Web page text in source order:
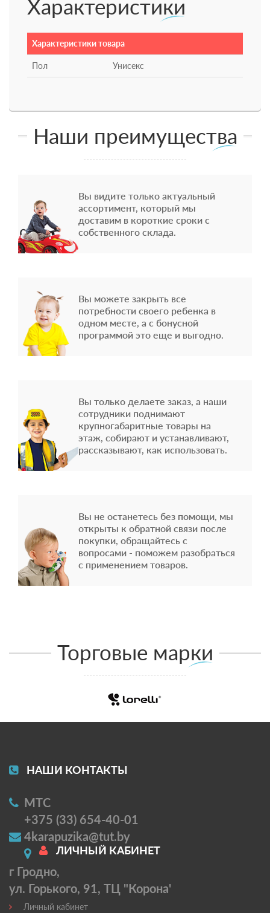
Характеристики
Характеристики товара
Пол Унисекс
Наши преимущества
Вы видите только актуальный
ассортимент, который мы
доставим в короткие сроки с
собственного склада.
Вы можете закрыть все
потребности своего ребенка в
одном месте, а с бонусной
программой это еще и выгодно.
Вы только делаете заказ, а наши
сотрудники поднимают
крупногабаритные товары на
этаж, собирают и устанавливают,
рассказывают, как использовать.
Вы не останетесь без помощи, мы
открыты к обратной связи после
покупки, обращайтесь с
вопросами - поможем разобраться
с применением товаров.
Торговые марки
НАШИ КОНТАКТЫ
МТС
+375 (33) 654-40-01
4karapuzika@tut.by
г Гродно,
ул. Горького, 91, ТЦ "Корона'
ЛИЧНЫЙ КАБИНЕТ
Личный кабинет